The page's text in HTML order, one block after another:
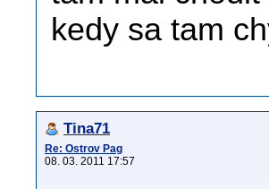
kedy sa tam
Tina71
Re: Ostrov Pag
08. 03. 2011 17:57